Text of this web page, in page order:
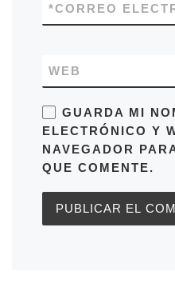
CORREO
*
WEB
GUARDA MI
ELECTRÓNICO Y
NAVEGADOR
QUE COMENTE.